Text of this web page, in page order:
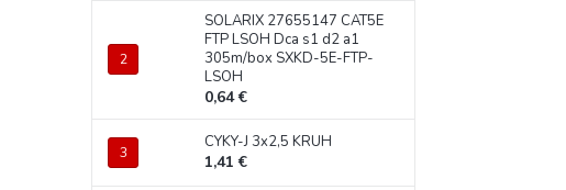
SOLARIX 27655147 CAT5E
FTP LSOH Dca s1 d2 a1
305m/box SXKD-5E-FTP-
LSOH
0,64 €
CYKY-J 3x2,5 KRUH
1,41 €